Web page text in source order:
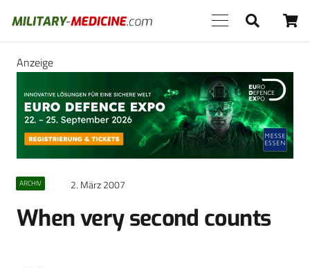
Anzeige
ARCHIV 2. März 2007
When very second counts